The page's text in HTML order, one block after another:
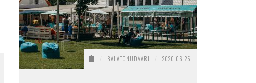
BALATONUDVARI 2020.06.25.